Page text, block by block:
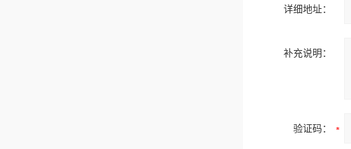
详细地址：
补充说明：
验证码：